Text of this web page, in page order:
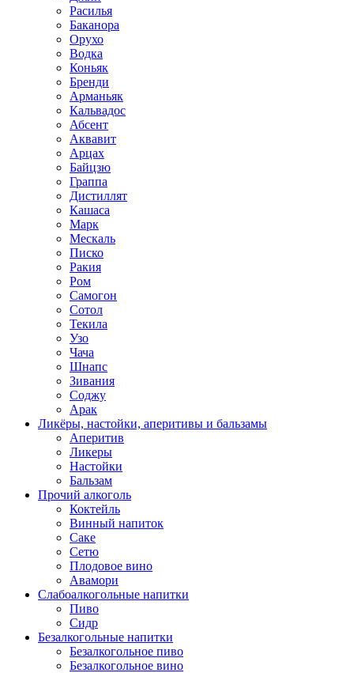
Расилья
Баканора
Орухо
Водка
Коньяк
Бренди
Арманьяк
Кальвадос
Абсент
Аквавит
Арцах
Байцзю
Граппа
Дистиллят
Кашаса
Марк
Мескаль
Писко
Ракия
Ром
Самогон
Сотол
Текила
Узо
Чача
Шнапс
Зивания
Соджу
Арак
Ликёры, настойки, аперитивы и бальзамы
Аперитив
Ликеры
Настойки
Бальзам
Прочий алкоголь
Коктейль
Винный напиток
Саке
Сетю
Плодовое вино
Авамори
Слабоалкогольные напитки
Пиво
Сидр
Безалкогольные напитки
Безалкогольное пиво
Безалкогольное вино